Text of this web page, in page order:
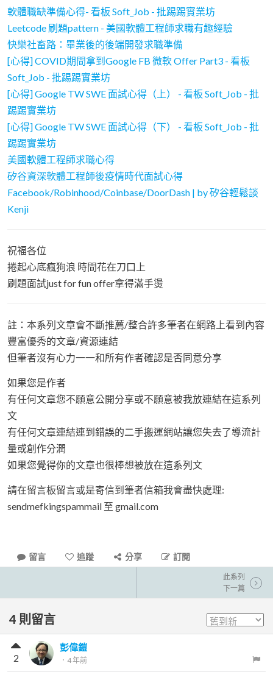
軟體職缺準備心得- 看板 Soft_Job - 批踢踢實業坊
Leetcode 刷題pattern - 美國軟體工程師求職有趣經驗
快樂社畜路：畢業後的後端開發求職準備
[心得] COVID期間拿到Google FB 微軟 Offer Part3 - 看板
Soft_Job - 批踢踢實業坊
[心得] Google TW SWE 面試心得（上） - 看板 Soft_Job - 批
踢踢實業坊
[心得] Google TW SWE 面試心得（下） - 看板 Soft_Job - 批
踢踢實業坊
美國軟體工程師求職心得
矽谷資深軟體工程師後疫情時代面試心得
Facebook/Robinhood/Coinbase/DoorDash | by 矽谷輕鬆談
Kenji
祝福各位
捲起心底瘋狗浪 時間花在刀口上
刷題面試just for fun offer拿得滿手燙
註：本系列文章會不斷推薦/整合許多筆者在網路上看到內容
豐富優秀的文章/資源連結
但筆者沒有心力一一和所有作者確認是否同意分享
如果您是作者
有任何文章您不願意公開分享或不願意被我放連結在這系列
文
有任何文章連結連到錯誤的二手搬運網站讓您失去了導流計
量或創作分潤
如果您覺得你的文章也很棒想被放在這系列文
請在留言板留言或是寄信到筆者信箱我會盡快處理:
sendmefkingspammail 至 gmail.com
留言 追蹤 分享 訂閱
此系列
下一篇
4 則留言
彭偉鎧
． 4 年前
2